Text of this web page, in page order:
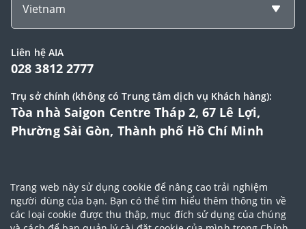
Vietnam
Liên hệ AIA
028 3812 2777
Trụ sở chính (không có Trung tâm dịch vụ Khách hàng):
Tòa nhà Saigon Centre Tháp 2, 67 Lê Lợi,
Phường Sài Gòn, Thành phố Hồ Chí Minh
Đại lý Ngoại hạng AIA|Điều khoản sử dụng |Cam kết bảo mật|Chính
sách bảo vệ dữ liệu cá nhân|Chính sách cookie |Quy tắc đạo đức|
Trang web này sử dụng cookie để nâng cao trải nghiệm
người dùng của bạn. Bạn có thể tìm hiểu thêm thông tin về
các loại cookie được thu thập, mục đích sử dụng của chúng